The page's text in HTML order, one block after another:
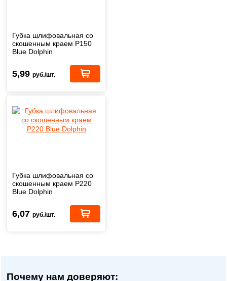
Губка шлифовальная со
скошенным краем Р150
Blue Dolphin
5,99 руб./шт.
Губка шлифовальная со
скошенным краем Р220
Blue Dolphin
6,07 руб./шт.
Почему нам доверяют: